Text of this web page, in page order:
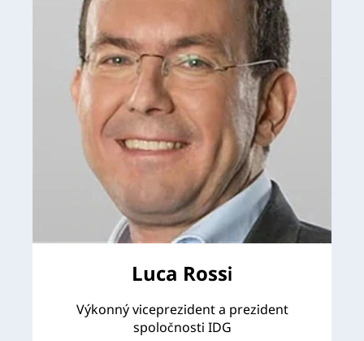
Luca Rossi
Výkonný viceprezident a prezident
spoločnosti IDG